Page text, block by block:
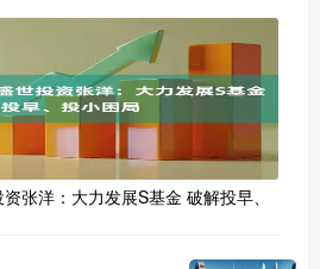
张洋：大力发展S基金 破解投早、